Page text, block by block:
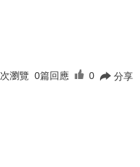
次瀏覽 0篇回應 0 分享